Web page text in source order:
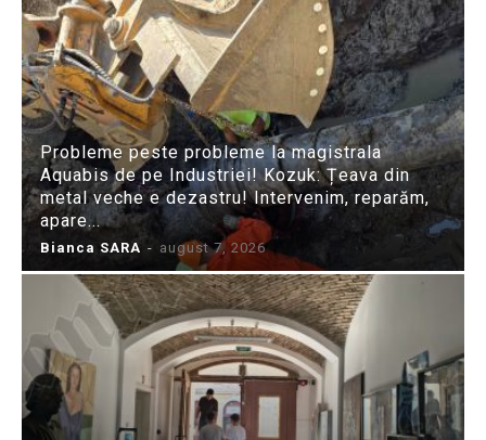
Probleme peste probleme la magistrala
Aquabis de pe Industriei! Kozuk: Țeava din
metal veche e dezastru! Intervenim, reparăm,
apare...
Bianca SARA - august 7, 2026